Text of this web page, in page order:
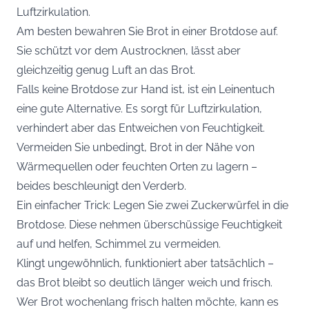
Luftzirkulation.
Am besten bewahren Sie Brot in einer Brotdose auf.
Sie schützt vor dem Austrocknen, lässt aber
gleichzeitig genug Luft an das Brot.
Falls keine Brotdose zur Hand ist, ist ein Leinentuch
eine gute Alternative. Es sorgt für Luftzirkulation,
verhindert aber das Entweichen von Feuchtigkeit.
Vermeiden Sie unbedingt, Brot in der Nähe von
Wärmequellen oder feuchten Orten zu lagern –
beides beschleunigt den Verderb.
Ein einfacher Trick: Legen Sie zwei Zuckerwürfel in die
Brotdose. Diese nehmen überschüssige Feuchtigkeit
auf und helfen, Schimmel zu vermeiden.
Klingt ungewöhnlich, funktioniert aber tatsächlich –
das Brot bleibt so deutlich länger weich und frisch.
Wer Brot wochenlang frisch halten möchte, kann es